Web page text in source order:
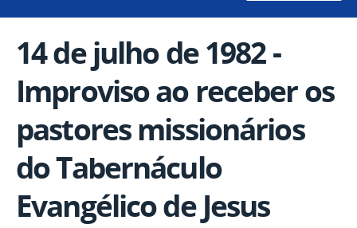
14 de julho de 1982 -
Improviso ao receber os
pastores missionários
do Tabernáculo
Evangélico de Jesus